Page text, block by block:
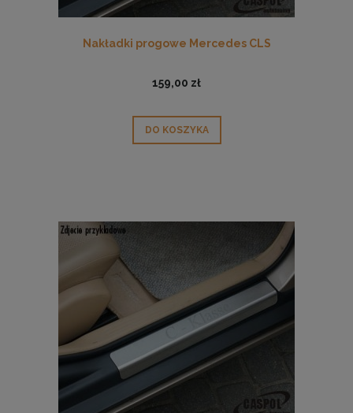
Nakładki progowe Mercedes CLS
159,00 zł
DO KOSZYKA